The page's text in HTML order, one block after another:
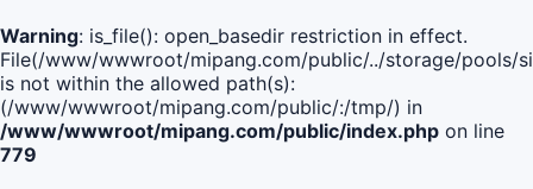
Warning: is_file(): open_basedir restriction in effect.
File(/www/wwwroot/mipang.com/public/../storage/pools/
is not within the allowed path(s):
(/www/wwwroot/mipang.com/public/:/tmp/) in
/www/wwwroot/mipang.com/public/index.php on line
779